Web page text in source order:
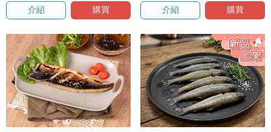
介紹 購買 介紹 購買